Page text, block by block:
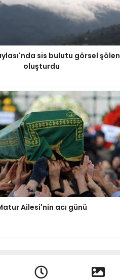
sis bulutu görsel şölen
oluşturdu
Ailesi'nin acı günü